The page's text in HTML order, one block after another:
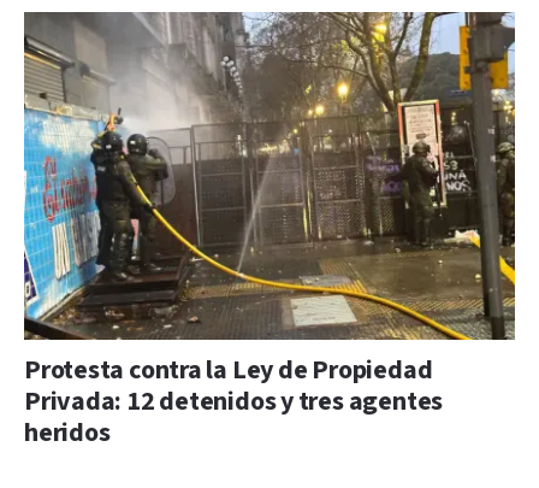
Protesta contra la Ley de Propiedad
Privada: 12 detenidos y tres agentes
heridos